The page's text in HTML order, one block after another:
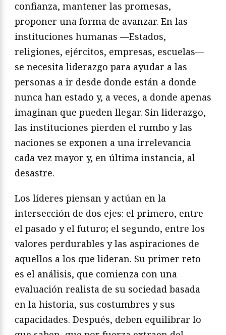
confianza, mantener las promesas,
proponer una forma de avanzar. En las
instituciones humanas —Estados,
religiones, ejércitos, empresas, escuelas—
se necesita liderazgo para ayudar a las
personas a ir desde donde están a donde
nunca han estado y, a veces, a donde apenas
imaginan que pueden llegar. Sin liderazgo,
las instituciones pierden el rumbo y las
naciones se exponen a una irrelevancia
cada vez mayor y, en última instancia, al
desastre.
Los líderes piensan y actúan en la
intersección de dos ejes: el primero, entre
el pasado y el futuro; el segundo, entre los
valores perdurables y las aspiraciones de
aquellos a los que lideran. Su primer reto
es el análisis, que comienza con una
evaluación realista de su sociedad basada
en la historia, sus costumbres y sus
capacidades. Después, deben equilibrar lo